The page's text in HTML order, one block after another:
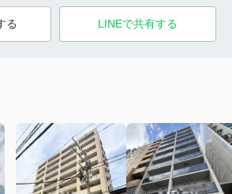
る LINEで共有する